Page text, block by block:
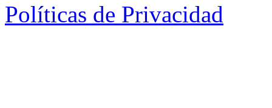
Políticas de Privacidad